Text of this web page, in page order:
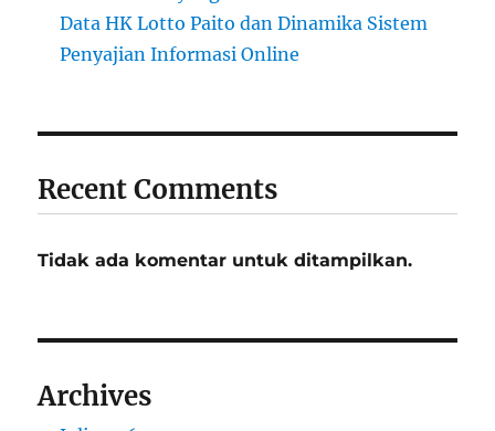
Data HK Lotto Paito dan Dinamika Sistem
Penyajian Informasi Online
Recent Comments
Tidak ada komentar untuk ditampilkan.
Archives